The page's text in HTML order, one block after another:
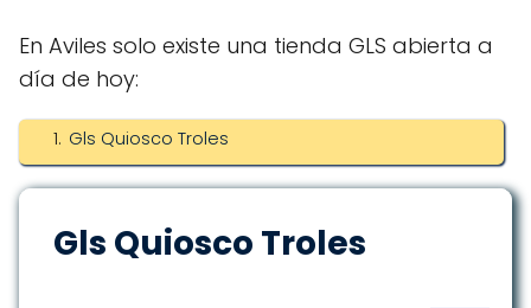
En Aviles solo existe una tienda GLS abierta a
día de hoy:
Gls Quiosco Troles
Gls Quiosco Troles